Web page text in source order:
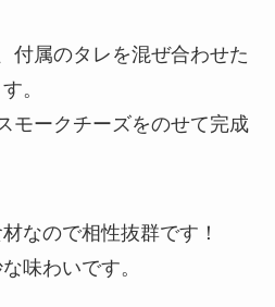
付属のタレを混ぜ合わせた
。
モークチーズをのせて完成
なので相性抜群です！
味わいです。